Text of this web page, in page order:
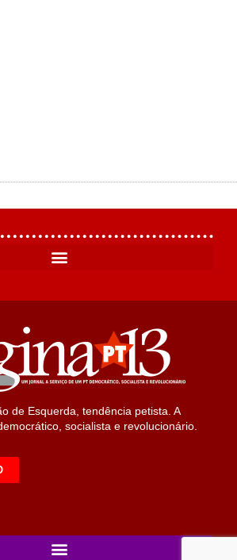
de Esquerda, tendência petista. A
socialista e revolucionário.